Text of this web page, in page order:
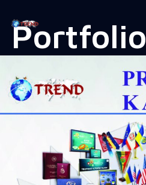
Portfolio